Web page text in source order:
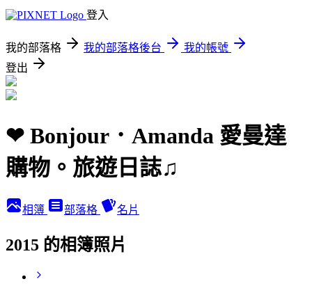
登入
我的部落格 我的部落格後台
我的帳號
登出
❤ Bonjour．Amanda 愛曼達
購物。旅遊日誌♫
相簿 部落格 名片
2015 的相簿照片